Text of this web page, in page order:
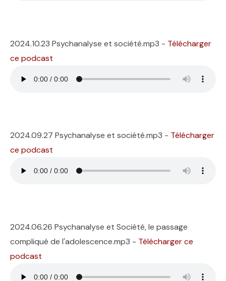
2024.10.23 Psychanalyse et société.mp3 - Télécharger
ce podcast
2024.09.27 Psychanalyse et société.mp3 - Télécharger
ce podcast
2024.06.26 Psychanalyse et Société, le passage
compliqué de l'adolescence.mp3 - Télécharger ce
podcast